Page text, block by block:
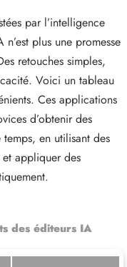
par l’intelligence
plus une promesse
retouches simples,
Voici un tableau
Ces applications
d’obtenir des
en utilisant des
appliquer des
des éditeurs IA